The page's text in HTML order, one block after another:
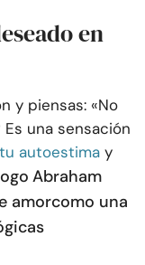
en
y piensas: «No
una sensación
tu autoestima y
Abraham
amorcomo una